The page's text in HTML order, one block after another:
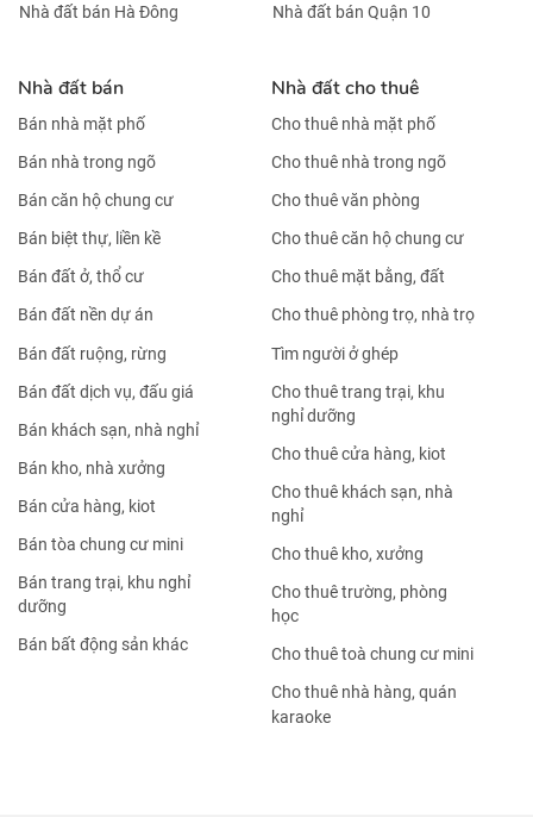
Nhà đất bán Hà Đông Nhà đất bán Quận 10
Nhà đất bán
Bán nhà mặt phố
Bán nhà trong ngõ
Bán căn hộ chung cư
Bán biệt thự, liền kề
Bán đất ở, thổ cư
Bán đất nền dự án
Bán đất ruộng, rừng
Bán đất dịch vụ, đấu giá
Bán khách sạn, nhà nghỉ
Bán kho, nhà xưởng
Bán cửa hàng, kiot
Bán tòa chung cư mini
Bán trang trại, khu nghỉ
dưỡng
Bán bất động sản khác
Nhà đất cho thuê
Cho thuê nhà mặt phố
Cho thuê nhà trong ngõ
Cho thuê văn phòng
Cho thuê căn hộ chung cư
Cho thuê mặt bằng, đất
Cho thuê phòng trọ, nhà trọ
Tìm người ở ghép
Cho thuê trang trại, khu
nghỉ dưỡng
Cho thuê cửa hàng, kiot
Cho thuê khách sạn, nhà
nghỉ
Cho thuê kho, xưởng
Cho thuê trường, phòng
học
Cho thuê toà chung cư mini
Cho thuê nhà hàng, quán
karaoke